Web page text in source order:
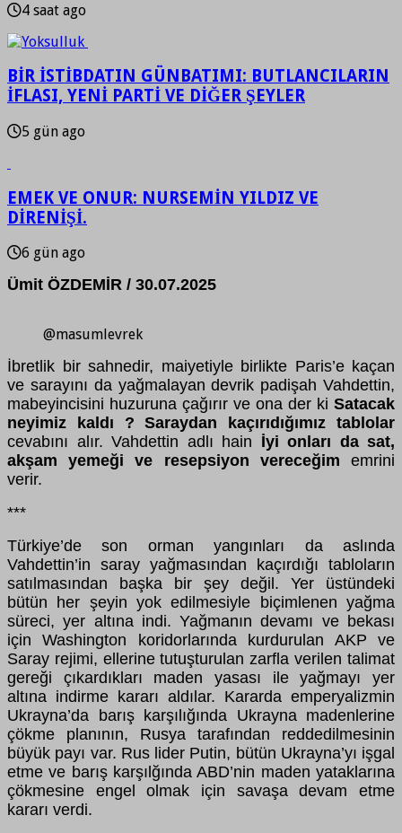
4 saat ago
BİR İSTİBDATIN GÜNBATIMI: BUTLANCILARIN
İFLASI, YENİ PARTİ VE DİĞER ŞEYLER
5 gün ago
EMEK VE ONUR: NURSEMİN YILDIZ VE
DİRENİŞİ.
6 gün ago
Ümit ÖZDEMİR / 30.07.2025
@masumlevrek
İbretlik bir sahnedir, maiyetiyle birlikte Paris’e kaçan
ve sarayını da yağmalayan devrik padişah Vahdettin,
mabeyincisini huzuruna çağırır ve ona der ki Satacak
neyimiz kaldı ?
Saraydan kaçırıdığımız tablolar
cevabını alır. Vahdettin adlı hain İyi onları da sat,
akşam yemeği ve resepsiyon vereceğim emrini
verir.
***
Türkiye’de son orman yangınları da aslında
Vahdettin’in saray yağmasından kaçırdığı tabloların
satılmasından başka bir şey değil. Yer üstündeki
bütün her şeyin yok edilmesiyle biçimlenen yağma
süreci, yer altına indi. Yağmanın devamı ve bekası
için Washington koridorlarında kurdurulan AKP ve
Saray rejimi, ellerine tutuşturulan zarfla verilen talimat
gereği çıkardıkları maden yasası ile yağmayı yer
altına indirme kararı aldılar. Kararda emperyalizmin
Ukrayna’da barış karşılığında Ukrayna madenlerine
çökme planının, Rusya tarafından reddedilmesinin
büyük payı var. Rus lider Putin, bütün Ukrayna’yı işgal
etme ve barış karşılğında ABD’nin maden yataklarına
çökmesine engel olmak için savaşa devam etme
kararı verdi.